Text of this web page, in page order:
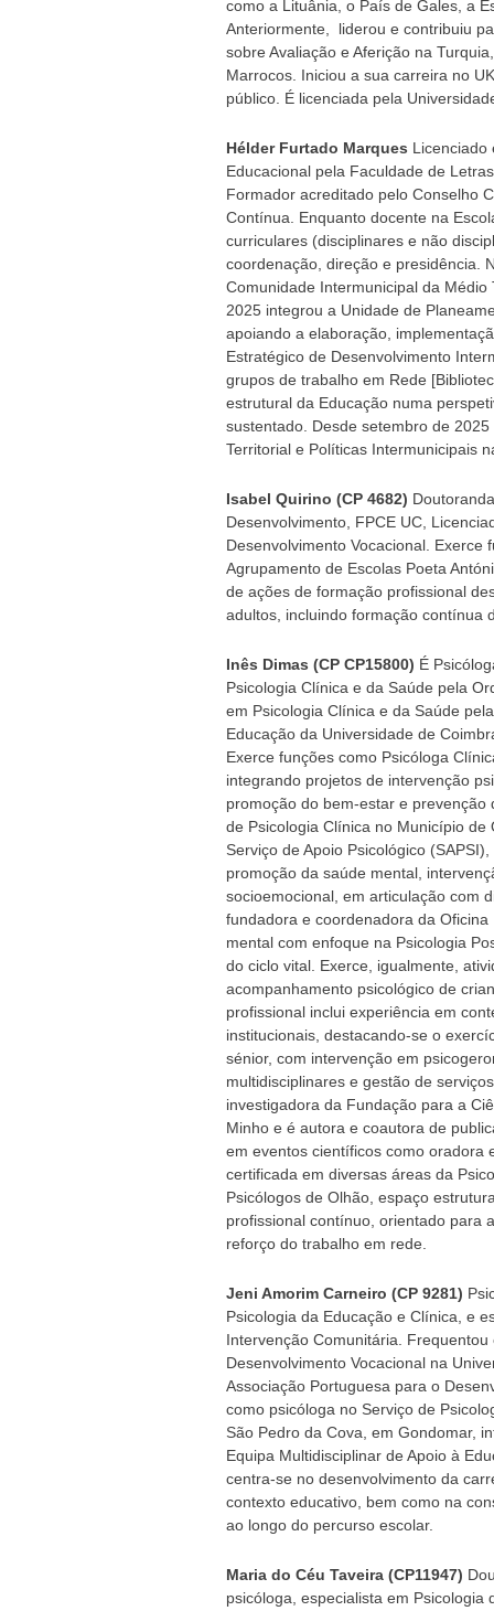
como a Lituânia, o País de Gales, a
Anteriormente, liderou e contribuiu
sobre Avaliação e Aferição na
Marrocos. Iniciou a sua carreira no
público. É licenciada pela
Hélder Furtado Marques Licenciado
Educacional pela Faculdade de
Formador acreditado pelo Conselho
Contínua. Enquanto docente na
curriculares (disciplinares e não
coordenação, direção e presidência.
Comunidade Intermunicipal da
2025 integrou a Unidade de
apoiando a elaboração,
Estratégico de Desenvolvimento
grupos de trabalho em Rede
estrutural da Educação numa
sustentado. Desde setembro de
Territorial e Políticas Intermunicipais
Isabel Quirino (CP 4682)
Desenvolvimento, FPCE UC,
Desenvolvimento Vocacional. Exerce
Agrupamento de Escolas Poeta
de ações de formação profissional
adultos, incluindo formação contínua
Inês Dimas (CP CP15800) É
Psicologia Clínica e da Saúde pela
em Psicologia Clínica e da Saúde
Educação da Universidade de
Exerce funções como Psicóloga
integrando projetos de intervenção
promoção do bem-estar e prevenção
de Psicologia Clínica no Município
Serviço de Apoio Psicológico
promoção da saúde mental,
socioemocional, em articulação com
fundadora e coordenadora da
mental com enfoque na Psicologia
do ciclo vital. Exerce, igualmente,
acompanhamento psicológico de
profissional inclui experiência em
institucionais, destacando-se o
sénior, com intervenção em
multidisciplinares e gestão de
investigadora da Fundação para a
Minho e é autora e coautora de
em eventos científicos como oradora
certificada em diversas áreas da
Psicólogos de Olhão, espaço
profissional contínuo, orientado para
reforço do trabalho em rede.
Jeni Amorim Carneiro (CP 9281)
Psicologia da Educação e Clínica, e
Intervenção Comunitária.
Desenvolvimento Vocacional na
Associação Portuguesa para o
como psicóloga no Serviço de
São Pedro da Cova, em Gondomar,
Equipa Multidisciplinar de Apoio à
centra-se no desenvolvimento da
contexto educativo, bem como na
ao longo do percurso escolar.
Maria do Céu Taveira (CP11947)
psicóloga, especialista em